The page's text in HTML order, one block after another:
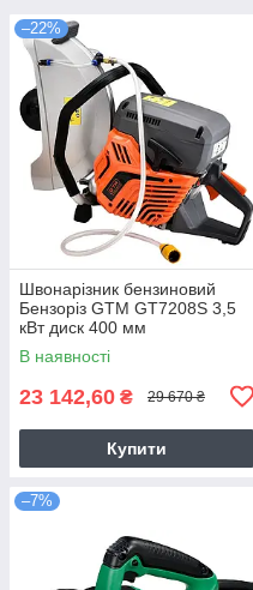
–22%
Швонарізник бензиновий
Бензоріз GTM GT7208S 3,5
кВт диск 400 мм
В наявності
23 142,60 ₴ 29 670 ₴
Купити
–7%